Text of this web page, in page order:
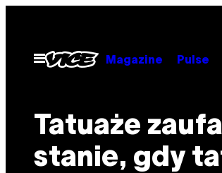
contentOpen
Menu
Magazine Pulse
Tatuaże
stanie, gdy